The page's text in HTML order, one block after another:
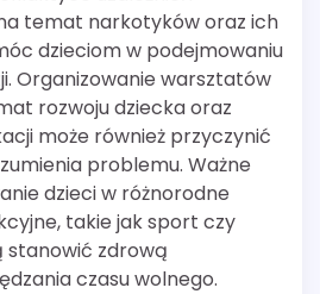
temat narkotyków oraz ich
dzieciom w podejmowaniu
Organizowanie warsztatów
rozwoju dziecka oraz
może również przyczynić
problemu. Ważne
dzieci w różnorodne
takie jak sport czy
stanowić zdrową
czasu wolnego.